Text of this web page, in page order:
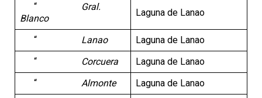
“
Gral.
Blanco
Laguna de Lanao
“ Lanao
Laguna de Lanao
“
Corcuera
Laguna de Lanao
“ Almonte Laguna de Lanao